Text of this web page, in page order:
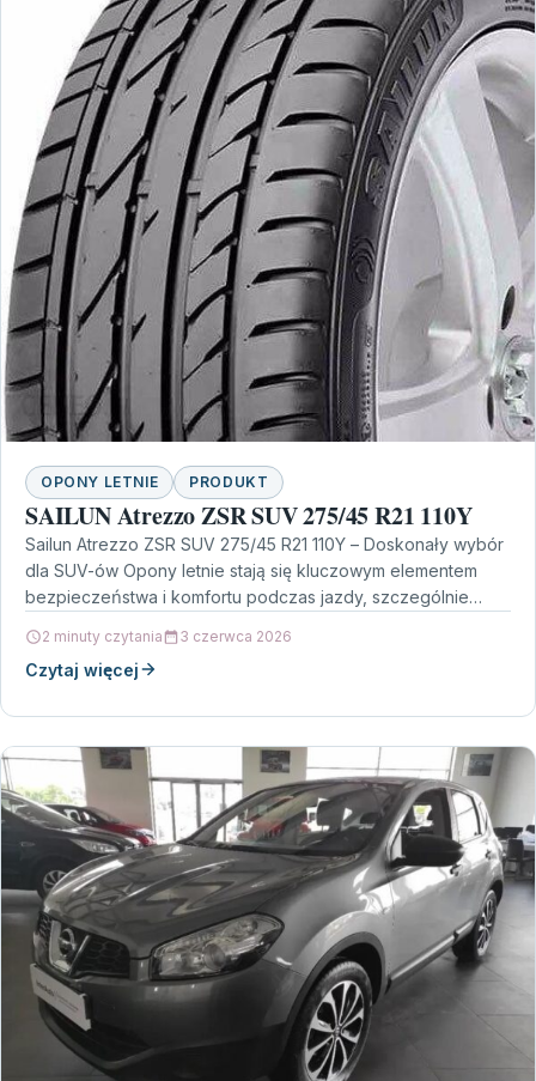
OPONY LETNIE PRODUKT
SAILUN Atrezzo ZSR SUV 275/45 R21 110Y
Sailun Atrezzo ZSR SUV 275/45 R21 110Y – Doskonały wybór
dla SUV-ów Opony letnie stają się kluczowym elementem
bezpieczeństwa i komfortu podczas jazdy, szczególnie…
2 minuty czytania 3 czerwca 2026
Czytaj więcej